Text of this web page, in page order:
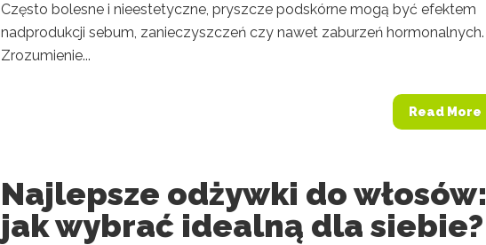
Często bolesne i nieestetyczne, pryszcze podskórne mogą być efektem
nadprodukcji sebum, zanieczyszczeń czy nawet zaburzeń hormonalnych.
Zrozumienie...
Read More
Najlepsze odżywki do włosów:
jak wybrać idealną dla siebie?